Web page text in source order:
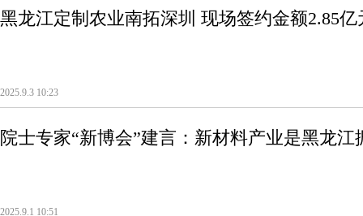
黑龙江定制农业南拓深圳 现场签约金额2.85亿
2025.9.3 10:23
院士专家“新博会”建言：新材料产业是黑龙江
2025.9.1 10:51